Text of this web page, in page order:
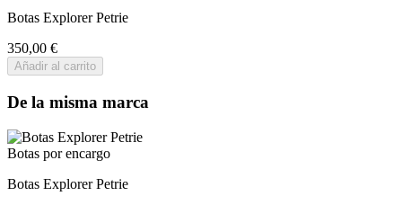
Botas Explorer Petrie
350,00 €
Añadir al carrito
De la misma marca
Botas por encargo
Botas Explorer Petrie